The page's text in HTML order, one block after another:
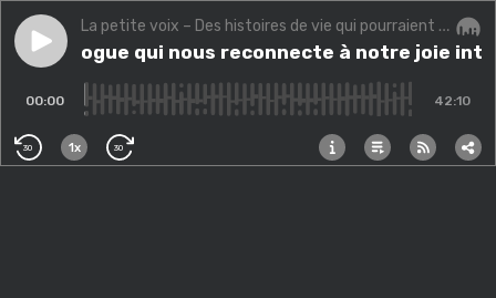
Play episodeLa rigologue qui nous reconnecte à notre joie
La petite voix – Des histoires de vie qui pourraient changer la vôtre.
La rigologue qui nous reconnecte à notre joie
00:00 42:10
30 1x 30